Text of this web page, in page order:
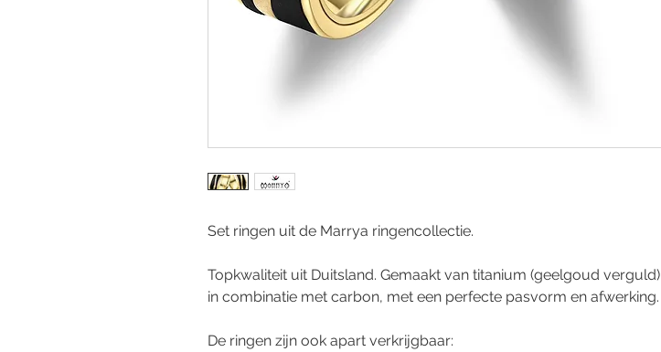
Set ringen uit de Marrya ringencollectie.
Topkwaliteit uit Duitsland. Gemaakt van titanium (geelgoud verguld)
in combinatie met carbon, met een perfecte pasvorm en afwerking.
De ringen zijn ook apart verkrijgbaar: